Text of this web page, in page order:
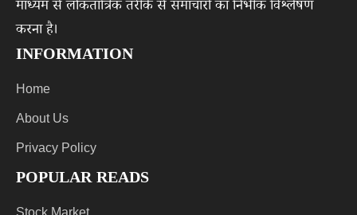
माध्यम से लोकतांत्रिक तरीके से समाचारों का निर्भीक विश्लेषण
करना है।
INFORMATION
Home
About Us
Privacy Policy
POPULAR READS
Stock Market